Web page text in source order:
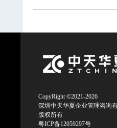
CopyRight ©2021-2026
深圳中天华夏企业管理咨询
版权所有
粤ICP备12059297号